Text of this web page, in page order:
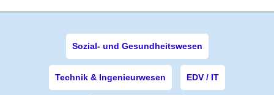
Sozial- und Gesundheitswesen
Technik & Ingenieurwesen EDV / IT